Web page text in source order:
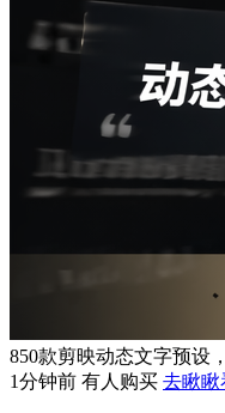
850款剪映动态文字预设
1分钟前 有人购买 去瞅瞅